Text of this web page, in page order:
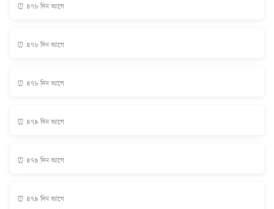
⏰ ৪৭৮ দিন আগে
⏰ ৪৭৮ দিন আগে
⏰ ৪৭৮ দিন আগে
⏰ ৪৭৯ দিন আগে
⏰ ৪৭৯ দিন আগে
⏰ ৪৭৯ দিন আগে